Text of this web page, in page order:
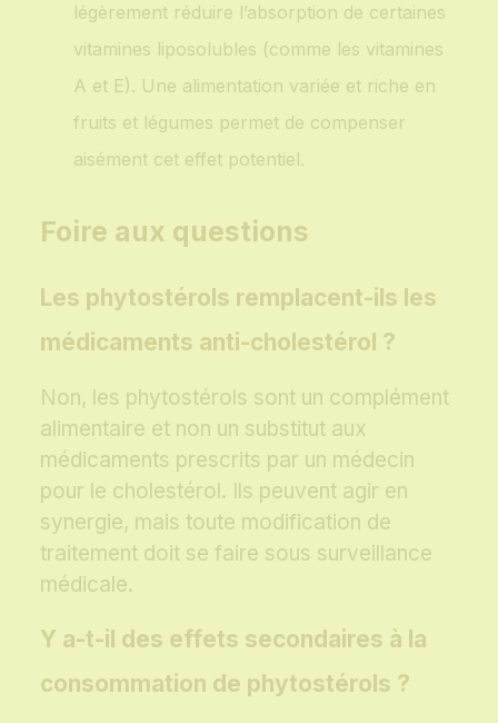
légèrement réduire l’absorption de certaines
vitamines liposolubles (comme les vitamines
A et E). Une alimentation variée et riche en
fruits et légumes permet de compenser
aisément cet effet potentiel.
Foire aux questions
Les phytostérols remplacent-ils les
médicaments anti-cholestérol ?
Non, les phytostérols sont un complément
alimentaire et non un substitut aux
médicaments prescrits par un médecin
pour le cholestérol. Ils peuvent agir en
synergie, mais toute modification de
traitement doit se faire sous surveillance
médicale.
Y a-t-il des effets secondaires à la
consommation de phytostérols ?